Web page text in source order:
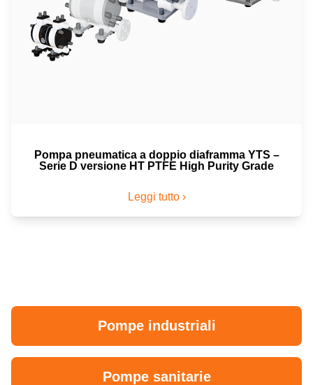
Pompa pneumatica a doppio diaframma YTS –
Serie D versione HT PTFE High Purity Grade
Leggi tutto ›
Pompe industriali
Pompe sanitarie